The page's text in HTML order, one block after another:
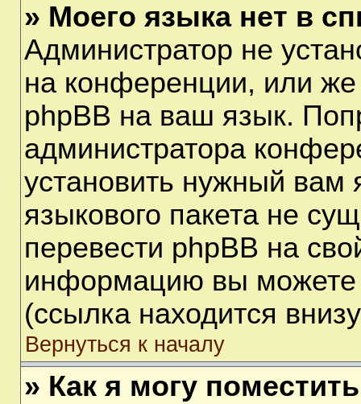
» Моего языка нет в
Администратор не
на конференции, или же
phpBB на ваш язык.
администратора
установить нужный вам
языкового пакета не
перевести phpBB на
информацию вы можете
(ссылка находится
Вернуться к началу
» Как я могу